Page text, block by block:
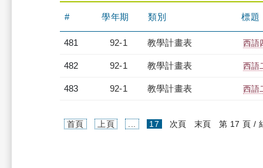
# 學年期 類別 標題
481 92-1 教學計畫表 西語
482 92-1 教學計畫表 西語
483 92-1 教學計畫表 西語
首頁 上頁 17 (current)
次頁 末頁 第 17 頁 /